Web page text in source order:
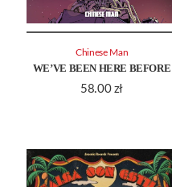
WE’VE BEEN HERE BEFORE
58.00 zł
Chinese Man